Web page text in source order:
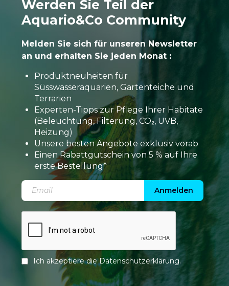
Werden Sie Teil der
Aquario&Co Community
Melden Sie sich für unseren Newsletter
an und erhalten Sie jeden Monat :
Produktneuheiten für
Süsswasseraquarien, Gartenteiche und
Terrarien
Experten-Tipps zur Pflege Ihrer Habitate
(Beleuchtung, Filterung, CO₂, UVB,
Heizung)
Unsere besten Angebote exklusiv vorab
Einen Rabattgutschein von 5 % auf Ihre
erste Bestellung*
Anmelden
Ich akzeptiere dieDatenschutzerklärung.